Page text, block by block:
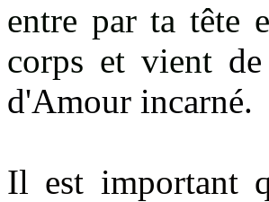
entre par ta tête
corps et vient
d'Amour incarné.
Il est important